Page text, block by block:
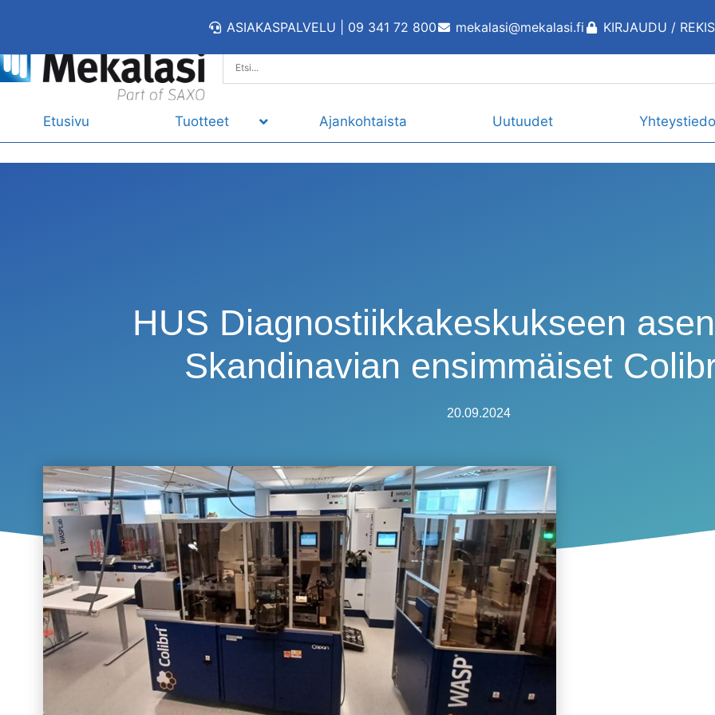
ASIAKASPALVELU | 09 341 72 800 mekalasi@mekalasi.fi KIRJAUDU /
Etusivu Tuotteet Ajankohtaista Uutuudet
HUS Diagnostiikkakeskukseen
Skandinavian ensimmäiset
20.09.2024